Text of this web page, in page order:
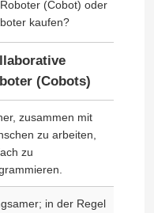
(Cobot) oder
kaufen?
(Cobots)
zusammen mit
zu arbeiten,
zu
in der Regel